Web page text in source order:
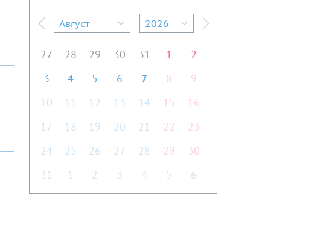
Август 2026
Предыдущий месяц
27 28 29 30 31 1
2
3
4 5 6 7 8
9
10
11 12 13 14 15
16
17
18 19 20 21 22
23
24
25 26 27 28 29
30
31
1 2 3 4 5 6